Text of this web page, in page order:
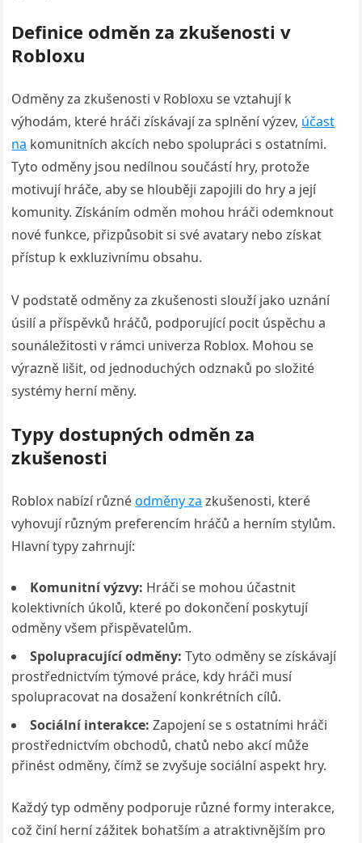
Definice odměn za zkušenosti v
Robloxu
Odměny za zkušenosti v Robloxu se vztahují k
výhodám, které hráči získávají za splnění výzev, účast
na komunitních akcích nebo spolupráci s ostatními.
Tyto odměny jsou nedílnou součástí hry, protože
motivují hráče, aby se hlouběji zapojili do hry a její
komunity. Získáním odměn mohou hráči odemknout
nové funkce, přizpůsobit si své avatary nebo získat
přístup k exkluzivnímu obsahu.
V podstatě odměny za zkušenosti slouží jako uznání
úsilí a příspěvků hráčů, podporující pocit úspěchu a
sounáležitosti v rámci univerza Roblox. Mohou se
výrazně lišit, od jednoduchých odznaků po složité
systémy herní měny.
Typy dostupných odměn za
zkušenosti
Roblox nabízí různéodměny za zkušenosti, které
vyhovují různým preferencím hráčů a herním stylům.
Hlavní typy zahrnují:
Komunitní výzvy: Hráči se mohou účastnit
kolektivních úkolů, které po dokončení poskytují
odměny všem přispěvatelům.
Spolupracující odměny: Tyto odměny se získávají
prostřednictvím týmové práce, kdy hráči musí
spolupracovat na dosažení konkrétních cílů.
Sociální interakce: Zapojení se s ostatními hráči
prostřednictvím obchodů, chatů nebo akcí může
přinést odměny, čímž se zvyšuje sociální aspekt hry.
Každý typ odměny podporuje různé formy interakce,
což činí herní zážitek bohatším a atraktivnějším pro